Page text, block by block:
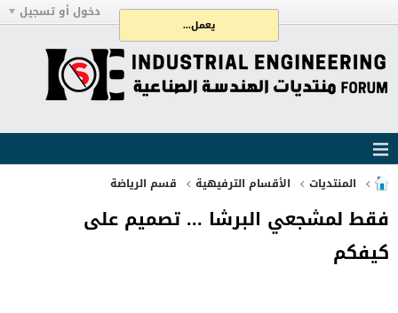
دخول أو تسجيل
المنتديات الأقسام الترفيهية قسم الرياضة
فقط لمشجعي البرشا ... تصميم على
كيفكم
يعمل...